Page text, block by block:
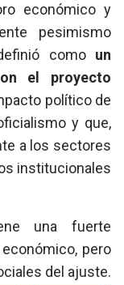
económico y
pesimismo
como un
el proyecto
político de
y que,
a los sectores
institucionales
una fuerte
pero
del ajuste.